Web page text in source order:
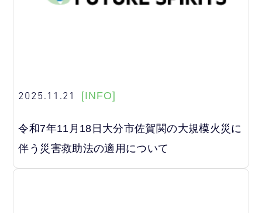
2025.11.21 [INFO]
令和7年11月18日大分市佐賀関の大規模火災に
伴う災害救助法の適用について